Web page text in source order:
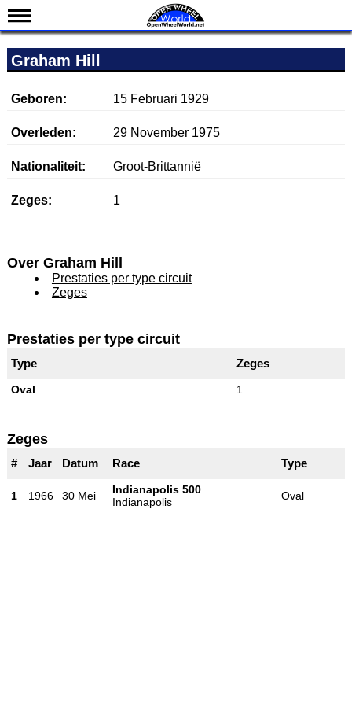
Nieuws
Kalender
Uitslagen
Teams
IndyCar 101
Graham Hill
Geboren: 15 Februari 1929
Overleden: 29 November 1975
Nationaliteit: Groot-Brittannië
Zeges: 1
Over Graham Hill
Prestaties per type circuit
Zeges
Prestaties per type circuit
Type Zeges
Oval 1
Zeges
# Jaar Datum Race Type
1 1966 30 Mei
Indianapolis 500
Indianapolis
Oval